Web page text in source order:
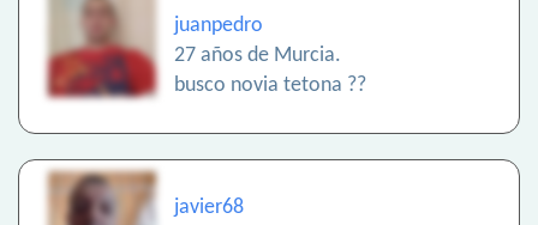
juanpedro
27 años de Murcia.
busco novia tetona ??
javier68